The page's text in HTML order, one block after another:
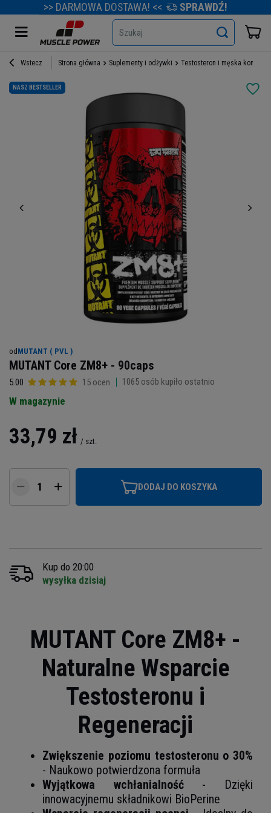
>> DARMOWA DOSTAWA! << SPRAWDŹ!
Szukaj
Wstecz Strona główna Suplementy i odżywki Testosteron i męska kondycja
NASZ BESTSELLER
od MUTANT ( PVL )
MUTANT Core ZM8+ - 90caps
5.00 15 ocen 1065 osób kupiło ostatnio
W magazynie
33,79 zł / szt.
DODAJ DO KOSZYKA
Kup do 20:00
wysyłka dzisiaj
MUTANT Core ZM8+ -
Naturalne Wsparcie
Testosteronu i
Regeneracji
Zwiększenie poziomu testosteronu o 30%
- Naukowo potwierdzona formuła
Wyjątkowa wchłanialność- Dzięki
innowacyjnemu składnikowi BioPerine